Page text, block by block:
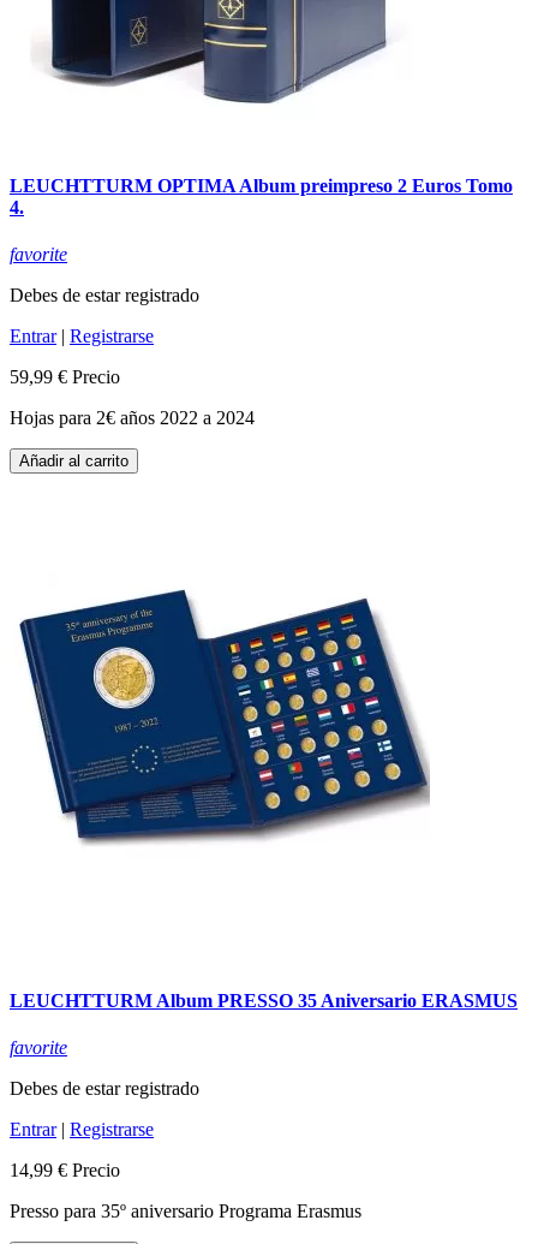
LEUCHTTURM OPTIMA Album preimpreso 2 Euros Tomo
4.
favorite
Debes de estar registrado
Entrar| Registrarse
59,99 € Precio
Hojas para 2€ años 2022 a 2024
Añadir al carrito
LEUCHTTURM Album PRESSO 35 Aniversario ERASMUS
favorite
Debes de estar registrado
Entrar| Registrarse
14,99 € Precio
Presso para 35º aniversario Programa Erasmus